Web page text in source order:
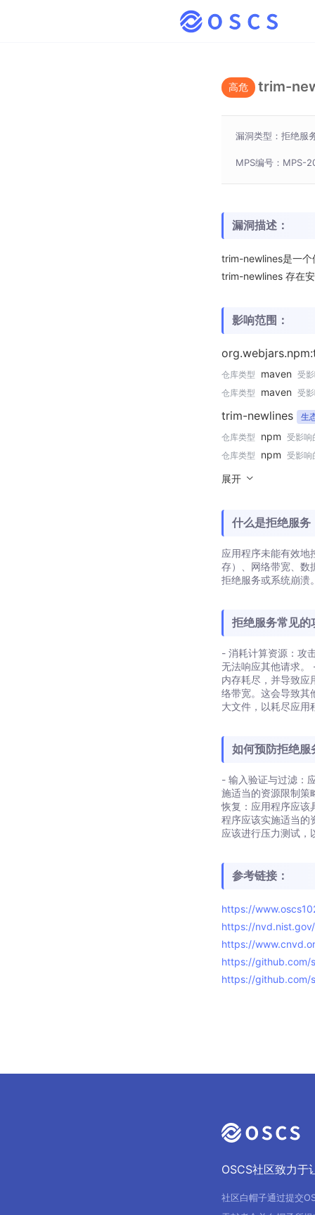
高危 trim-
漏洞类型：拒绝服
MPS编号：MPS-
漏洞描述：
trim-newlines是一
trim-newlines 存在
影响范围：
仓库类型 maven 受
仓库类型
maven 受
trim-newlines
生
仓库类型
npm 受影响
仓库类型
npm 受影响
展开
什么是拒绝服务
应用程序未能有效地
存）、网络带宽、数
拒绝服务或系统崩溃
拒绝服务常见的
- 消耗计算资源：攻
无法响应其他请求。
内存耗尽，并导致应
络带宽。这会导致其
大文件，以耗尽应用
如何预防拒绝服
- 输入验证与过滤：
施适当的资源限制策
恢复：应用程序应该
程序应该实施适当的
应该进行压力测试，
参考链接：
https://
https://
https://
https://github.com/
https://github.com/
OSCS社区致力于
社区白帽子通过提交